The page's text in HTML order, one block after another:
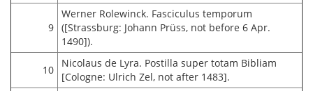
9
Werner Rolewinck. Fasciculus temporum
([Strassburg: Johann Prüss, not before 6 Apr.
1490]).
10
Nicolaus de Lyra. Postilla super totam Bibliam
[Cologne: Ulrich Zel, not after 1483].